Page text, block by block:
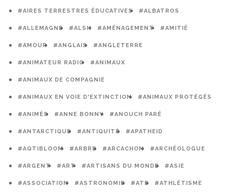
#AIRES TERRESTRES ÉDUCATIVES #ALBATROS
#ALLEMAGNE #ALSH #AMÉNAGEMENT #AMITIÉ
#AMOUR #ANGLAIS #ANGLETERRE
#ANIMATEUR RADIO #ANIMAUX
#ANIMAUX DE COMPAGNIE
#ANIMAUX EN VOIE D'EXTINCTION #ANIMAUX PROTÉGÉS
#ANIMÉS #ANNE BONNY #ANOUCH PARÉ
#ANTARCTIQUE #ANTIQUITÉ #APATHEID
#AQTIBLOOM #ARBRE #ARCACHON #ARCHÉOLOGUE
#ARGENT #ART #ARTISANS DU MONDE #ASIE
#ASSOCIATION #ASTRONOMIE #ATE #ATHLÉTISME